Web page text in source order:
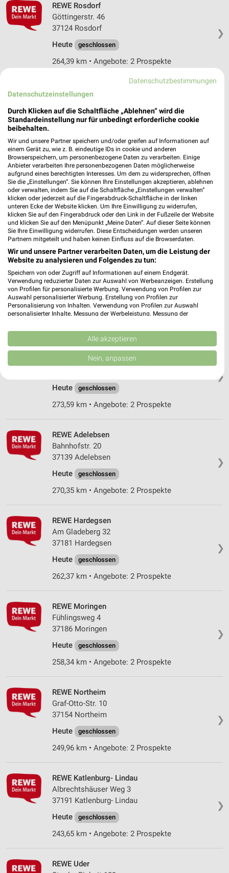
❯
REWE Rosdorf
Göttingerstr. 46
37124 Rosdorf
Heute
geschlossen
264,39 km • Angebote: 2 Prospekte
REWE Bovenden
37120 Bovenden
259,26 km • Angebote: 2 Prospekte
REWE Klein Lengden
Steinslieth 1
37130 Klein Lengden
Heute geschlossen
258,97 km • Angebote: 2 Prospekte
REWE Groß Schneen
Lappstr. 7
37133 Groß Schneen
Heute geschlossen
266,61 km • Angebote: 2 Prospekte
❯
REWE Dransfeld
Wolfshof 2
Heute
geschlossen
273,59 km • Angebote: 2 Prospekte
❯
REWE Adelebsen
Bahnhofstr. 20
37139 Adelebsen
Heute
geschlossen
270,35 km • Angebote: 2 Prospekte
❯
REWE Hardegsen
Am Gladeberg 32
37181 Hardegsen
Heute
geschlossen
262,37 km • Angebote: 2 Prospekte
❯
REWE Moringen
Fühlingsweg 4
37186 Moringen
Heute
geschlossen
258,34 km • Angebote: 2 Prospekte
❯
REWE Northeim
Graf-Otto-Str. 10
37154 Northeim
Heute
geschlossen
249,96 km • Angebote: 2 Prospekte
❯
REWE Katlenburg- Lindau
Albrechtshäuser Weg 3
37191 Katlenburg- Lindau
Heute
geschlossen
243,65 km • Angebote: 2 Prospekte
REWE Uder
Datenschutzbestimmungen
Datenschutzeinstellungen
Durch Klicken auf die Schaltfläche „Ablehnen“ wird die
Standardeinstellung nur für unbedingt erforderliche cookie
beibehalten.
Wir und unsere Partner speichern und/oder greifen auf Informationen auf
einem Gerät zu, wie z. B. eindeutige IDs in cookie und anderen
Browserspeichern, um personenbezogene Daten zu verarbeiten. Einige
Anbieter verarbeiten Ihre personenbezogenen Daten möglicherweise
aufgrund eines berechtigten Interesses. Um dem zu widersprechen, öffnen
Sie die „Einstellungen“. Sie können Ihre Einstellungen akzeptieren, ablehnen
oder verwalten, indem Sie auf die Schaltfläche „Einstellungen verwalten“
klicken oder jederzeit auf die Fingerabdruck-Schaltfläche in der linken
unteren Ecke der Website klicken. Um Ihre Einwilligung zu widerrufen,
klicken Sie auf den Fingerabdruck oder den Link in der Fußzeile der Website
und klicken Sie auf den Menüpunkt „Meine Daten“. Auf dieser Seite können
Sie Ihre Einwilligung widerrufen. Diese Entscheidungen werden unseren
Partnern mitgeteilt und haben keinen Einfluss auf die Browserdaten.
Wir und unsere Partner verarbeiten Daten, um die Leistung der
Website zu analysieren und Folgendes zu tun:
Speichern von oder Zugriff auf Informationen auf einem Endgerät.
Verwendung reduzierter Daten zur Auswahl von Werbeanzeigen. Erstellung
von Profilen für personalisierte Werbung. Verwendung von Profilen zur
Auswahl personalisierter Werbung. Erstellung von Profilen zur
Personalisierung von Inhalten. Verwendung von Profilen zur Auswahl
personalisierter Inhalte. Messung der Werbeleistung. Messung der
Kombinationen von Daten aus verschiedenen Quellen. Entwicklung und
Verbesserung der Angebote. Verwendung reduzierter Daten zur Auswahl
von Inhalten.
Daten können außerhalb der Europäischen Union weitergegeben und in die
USA gesendet werden.
Website/App.
Partnerliste anzeigen (1 IAB-Anbieter)
Wir nutzen Ihre Daten für folgende Zwecke:
Speichern von oder Zugriff auf Informationen
auf einem Endgerät
Werbeanzeigen
Erstellung von Profilen für personalisierte
Verwendung von Profilen zur Auswahl
personalisierter Werbung
Erstellung von Profilen zur Personalisierung
von Inhalten
Messung der Werbeleistung
Messung der Performance von Inhalten
Kombinationen von Daten aus verschiedenen
Entwicklung und Verbesserung der Angebote
Verwendung reduzierter Daten zur Auswahl von
Geräte anhand von aktiv angeforderten
Informationen identifizieren
Nicht-IAB-Verarbeitungszwecke:
Funktional
Alle akzeptieren
Nein, anpassen